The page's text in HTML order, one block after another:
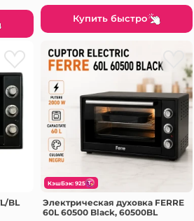
Купить быстро
BL
КэшБэк: 925
Электрическая духовка FERRE
60L 60500 Black, 60500BL